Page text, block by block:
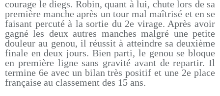
courage le diegs. Robin, quant à lui, chute lors de sa
première manche après un tour mal maîtrisé et en se
faisant percuté à la sortie du 2e virage. Après avoir
gagné les deux autres manches malgré une petite
douleur au genou, il réussit à atteindre sa deuxième
finale en deux jours. Bien parti, le genou se bloque
en première ligne sans gravité avant de repartir. Il
termine 6e avec un bilan très positif et une 2e place
française au classement des 15 ans.